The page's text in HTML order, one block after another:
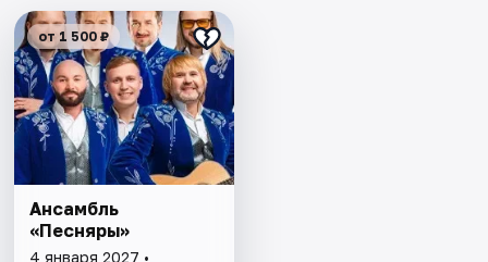
от 1 500 ₽
Ансамбль
«Песняры»
4 января 2027 •